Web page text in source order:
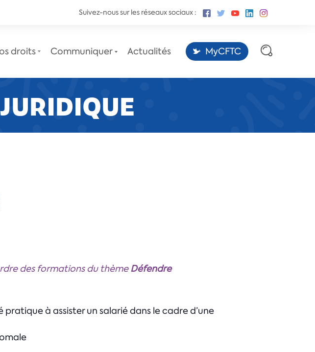
Suivez-nous sur les réseaux sociaux :
droits
juridique
Les sites des conventions
Communiquer Actualités MyCFTC
des formations du thèmeDéfendre
à assister un salarié dans le cadre d’une